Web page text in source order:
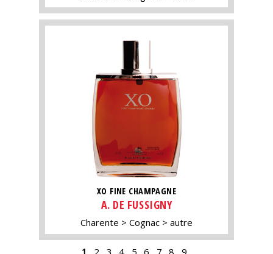
XO FINE CHAMPAGNE
A. DE FUSSIGNY
Charente Cognac autre
1 2 3 4 5 6 7 8
9